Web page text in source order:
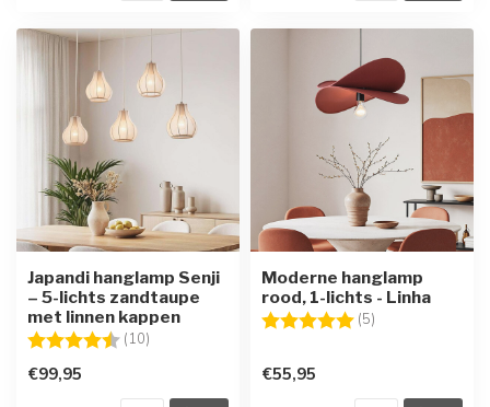
Japandi hanglamp Senji
– 5-lichts zandtaupe
met linnen kappen
Beoordeling: (10)
€99,95
Moderne hanglamp
rood, 1-lichts - Linha
Beoordeling: (5)
€55,95